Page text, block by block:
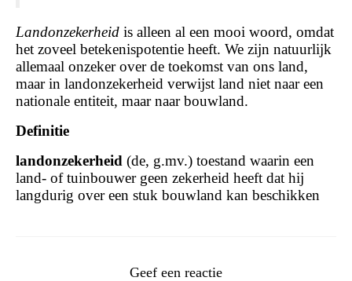
Landonzekerheid is alleen al een mooi woord, omdat
het zoveel betekenispotentie heeft. We zijn natuurlijk
allemaal onzeker over de toekomst van ons land,
maar in landonzekerheid verwijst land niet naar een
nationale entiteit, maar naar bouwland.
Definitie
landonzekerheid (de, g.mv.) toestand waarin een
land- of tuinbouwer geen zekerheid heeft dat hij
langdurig over een stuk bouwland kan beschikken
Geef een reactie